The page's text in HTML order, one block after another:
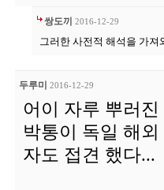
쌍도끼 2016-12-29
그러한 사전적 해석을 가져
두루미 2016-12-29
어이 자루 뿌러진
박통이 독일 해
자도 접견 했다...